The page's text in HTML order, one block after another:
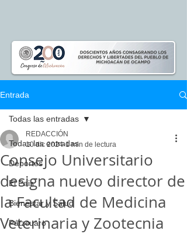
Entrada
Todas las entradas
Deportes
El Pais
Bienestar y Salud
Pátzcuaro
Todas las entradas
Consejo Universitario
designa nuevo director de
la Facultad de Medicina
Veterinaria y Zootecnia
REDACCIÓN
10 dic 2024 1 min de lectura